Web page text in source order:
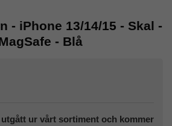
- iPhone 13/14/15 - Skal -
- Blå
ur vårt sortiment och kommer